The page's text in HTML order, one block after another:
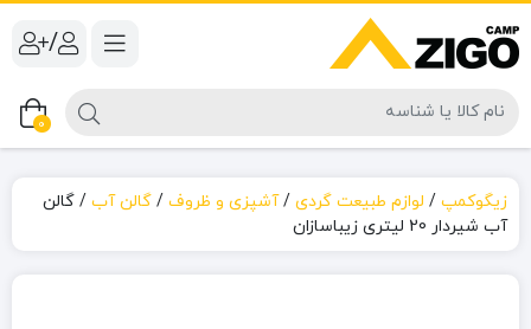
/
0
زیگوکمپ / لوازم طبیعت گردی /آشپزی و ظروف / گالن آب / گالن
آب شیردار 20 لیتری زیباسازان